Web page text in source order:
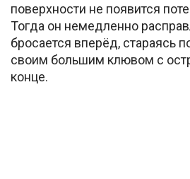
поверхности не появится
Тогда он немедленно
бросается вперёд, стараясь
своим большим клювом с
конце.